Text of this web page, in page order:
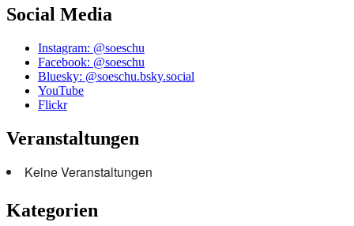
Social Media
Instagram: @soeschu
Facebook: @soeschu
Bluesky: @soeschu.bsky.social
YouTube
Flickr
Veranstaltungen
Keine Veranstaltungen
Kategorien